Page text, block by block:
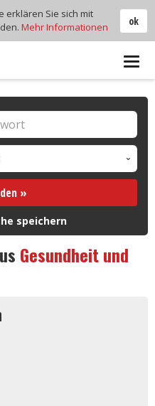
»
speichern
Gesundheit und
ok
erklären Sie sich mit
Mehr Informationen